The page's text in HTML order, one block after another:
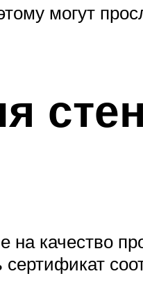
могут
качество